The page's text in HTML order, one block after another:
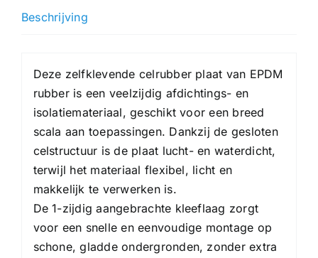
zelfklevend
Beschrijving
Deze zelfklevende celrubber plaat van EPDM
rubber is een veelzijdig afdichtings- en
isolatiemateriaal, geschikt voor een breed
scala aan toepassingen. Dankzij de gesloten
celstructuur is de plaat lucht- en waterdicht,
terwijl het materiaal flexibel, licht en
makkelijk te verwerken is.
De 1-zijdig aangebrachte kleeflaag zorgt
voor een snelle en eenvoudige montage op
schone, gladde ondergronden, zonder extra